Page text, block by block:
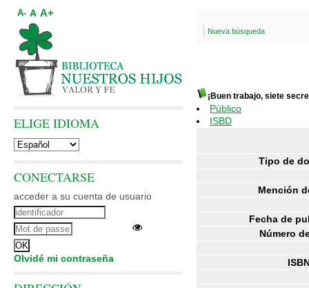
Nueva búsqueda
¡Buen trabajo, siete
Público
ISBD
Tipo de
Mención
Fecha de
Número
A- A A+
ELIGE IDIOMA
CONECTARSE
acceder a su cuenta de usuario
Olvidé mi contraseña